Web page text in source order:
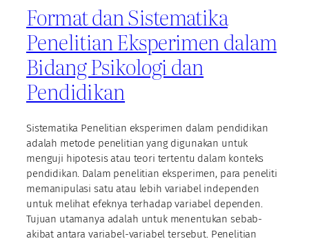
Format dan Sistematika
Penelitian Eksperimen dalam
Bidang Psikologi dan
Pendidikan
Sistematika Penelitian eksperimen dalam pendidikan
adalah metode penelitian yang digunakan untuk
menguji hipotesis atau teori tertentu dalam konteks
pendidikan. Dalam penelitian eksperimen, para peneliti
memanipulasi satu atau lebih variabel independen
untuk melihat efeknya terhadap variabel dependen.
Tujuan utamanya adalah untuk menentukan sebab-
akibat antara variabel-variabel tersebut. Penelitian